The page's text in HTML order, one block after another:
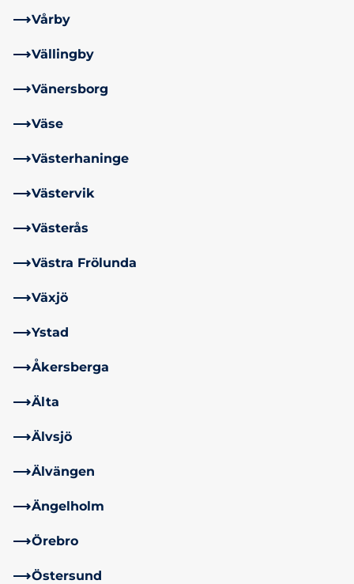
Vårby
Vällingby
Vänersborg
Väse
Västerhaninge
Västervik
Västerås
Västra Frölunda
Växjö
Ystad
Åkersberga
Älta
Älvsjö
Älvängen
Ängelholm
Örebro
Östersund